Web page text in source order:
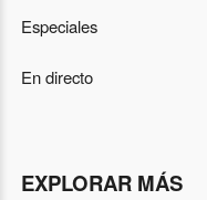
Especiales
En directo
EXPLORAR MÁS